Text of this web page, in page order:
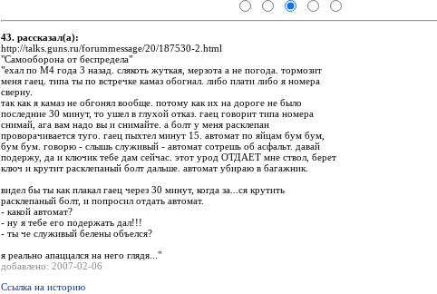
43. рассказал(а):
http://talks.guns.ru/forummessage/20/187530-2.html
"Самооборона от беспредела"
"ехал по М4 года 3 назад. слякоть жуткая, мерзота а не погода. тормозит
меня гаец. типа ты по встречке камаз обогнал. либо плати либо я номера
сверну.
так как я камаз не обгонял вообще. потому как их на дороге не было
последние 30 минут, то ушел в глухой отказ. гаец говорит типа номера
снимай, ага вам надо вы и снимайте. а болт у меня расклепан
проворачивается туго. гаец пыхтел минут 15. автомат по яйцам бум бум,
бум бум. говорю - слышь служивый - автомат сотрешь об асфальт. давай
подержу, да и ключик тебе дам сейчас. этот урод ОТДАЕТ мне ствол, берет
ключ и крутит расклепаный болт дальше. автомат убираю в багажник.
видел бы ты как плакал гаец через 30 минут, когда за...ся крутить
расклепаный болт, и попросил отдать автомат.
- какой автомат?
- ну я тебе его подержать дал!!!
- ты че служивый белены объелся?
я реально апаццался на него глядя..."
добавлено: 2007-02-06
Ссылка на историю